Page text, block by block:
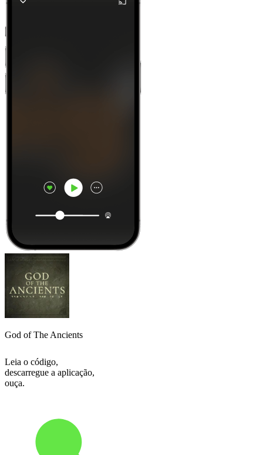
God of The Ancients
Leia o código,
descarregue a aplicação,
ouça.